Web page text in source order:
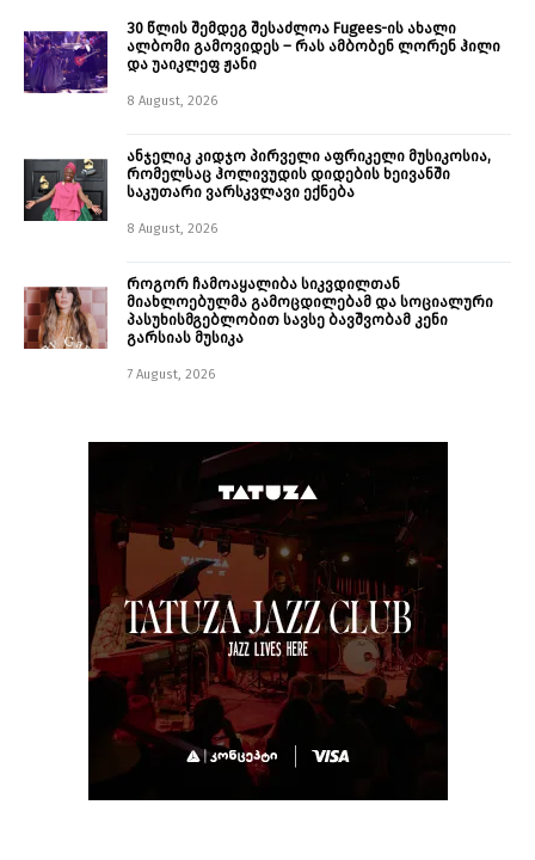
30 წლის შემდეგ შესაძლოა Fugees-ის ახალი
ალბომი გამოვიდეს – რას ამბობენ ლორენ ჰილი
და უაიკლეფ ჟანი
8 August, 2026
ანჯელიკ კიდჯო პირველი აფრიკელი მუსიკოსია,
რომელსაც ჰოლივუდის დიდების ხეივანში
საკუთარი ვარსკვლავი ექნება
8 August, 2026
როგორ ჩამოაყალიბა სიკვდილთან
მიახლოებულმა გამოცდილებამ და სოციალური
პასუხისმგებლობით სავსე ბავშვობამ კენი
გარსიას მუსიკა
7 August, 2026